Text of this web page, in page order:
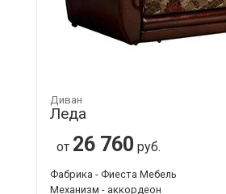
Диван
Леда
от 26 760 руб.
Фабрика - Фиеста Мебель
Механизм - аккордеон